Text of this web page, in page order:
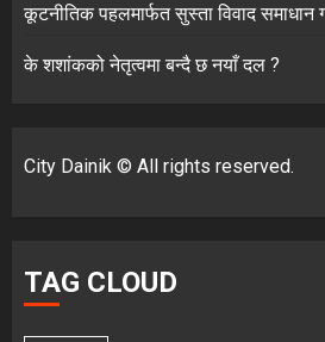
कूटनीतिक पहलमार्फत सुस्ता विवाद समाधान
के शशांकको नेतृत्वमा बन्दै छ नयाँ दल ?
City Dainik © All rights reserved.
TAG CLOUD